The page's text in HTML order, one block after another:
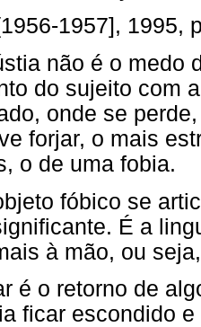
1957], 1995,
não é o medo
do sujeito com
onde se
forjar, o mais
o de uma fobia.
fóbico se
É a
à mão, ou
é o retorno de
ficar escondido